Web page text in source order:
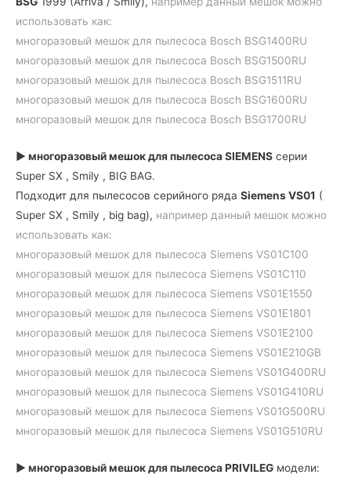
использовать как:
многоразовый мешок для пылесоса Bosch BSG1400RU
многоразовый мешок для пылесоса Bosch BSG1500RU
многоразовый мешок для пылесоса Bosch BSG1511RU
многоразовый мешок для пылесоса Bosch BSG1600RU
многоразовый мешок для пылесоса Bosch BSG1700RU
► многоразовый мешок для пылесоса SIEMENS серии
Super SX , Smily , BIG BAG.
Подходит для пылесосов серийного ряда Siemens VS01 (
Super SX , Smily , big bag), например данный мешок можно
использовать как:
многоразовый мешок для пылесоса Siemens VS01C100
многоразовый мешок для пылесоса Siemens VS01C110
многоразовый мешок для пылесоса Siemens VS01E1550
многоразовый мешок для пылесоса Siemens VS01E1801
многоразовый мешок для пылесоса Siemens VS01E2100
многоразовый мешок для пылесоса Siemens VS01E210GB
многоразовый мешок для пылесоса Siemens VS01G400RU
многоразовый мешок для пылесоса Siemens VS01G410RU
многоразовый мешок для пылесоса Siemens VS01G500RU
многоразовый мешок для пылесоса Siemens VS01G510RU
► многоразовый мешок для пылесоса PRIVILEG модели: